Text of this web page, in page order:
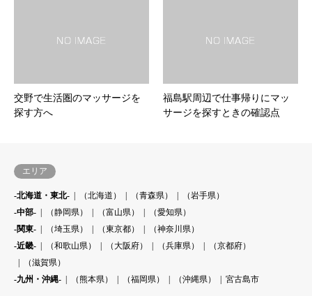
交野で生活圏のマッサージを
探す方へ
福島駅周辺で仕事帰りにマッ
サージを探すときの確認点
エリア
-北海道・東北- （北海道） （青森県）
（岩手県）
-中部-
（静岡県） （富山県）
（愛知県）
-関東-
（埼玉県） （東京都）
（神奈川県）
-近畿-
（和歌山県） （大阪府） （兵庫県）
（京都府）
（滋賀県）
-九州・沖縄-
（熊本県） （福岡県） （沖縄県） 宮古島市